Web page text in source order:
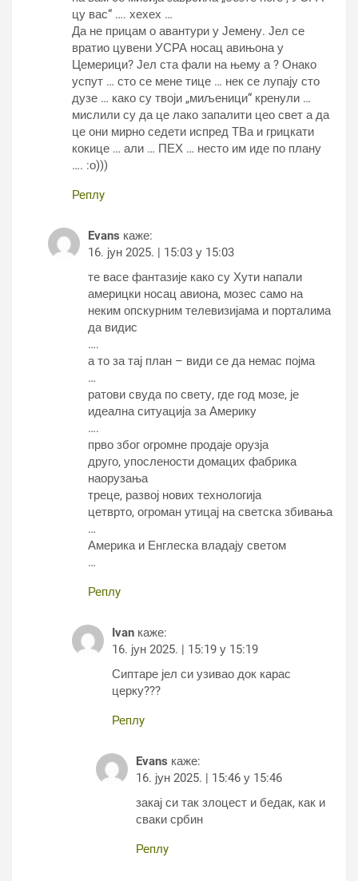
цу вас“ …. хехех …
Да не прицам о авантури у Јемену. Јел се
вратио цувени УСРА носац авињона у
Цемерици? Јел ста фали на њему а ? Онако
успут … сто се мене тице … нек се лупају сто
дузе … како су твоји „миљеници“ кренули …
мислили су да це лако запалити цео свет а да
це они мирно седети испред ТВа и грицкати
кокице … али … ПЕХ … несто им иде по плану
…. :о)))
Реплy
Evans каже:
16. јун 2025. | 15:03 у 15:03
те васе фантазије како су Хути напали
америцки носац авиона, мозес само на
неким опскурним телевизијама и порталима
да видис
….
а то за тај план – види се да немас појма
…
ратови свуда по свету, где год мозе, је
идеална ситуација за Америку
….
прво због огромне продаје орузја
друго, упослености домацих фабрика
наорузања
треце, развој нових технологија
цетврто, огроман утицај на светска збивања
…
Америка и Енглеска владају светом
…
Реплy
Ivan каже:
16. јун 2025. | 15:19 у 15:19
Сиптаре јел си узивао док карас
церку???
Реплy
Evans каже:
16. јун 2025. | 15:46 у 15:46
закај си так злоцест и бедак, как и
сваки србин
Реплy